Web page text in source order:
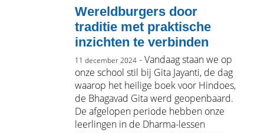
Wereldburgers door
traditie met praktische
inzichten te verbinden
11 december 2024 - Vandaag staan we op
onze school stil bij Gita Jayanti, de dag
waarop het heilige boek voor Hindoes,
de Bhagavad Gita werd geopenbaard.
De afgelopen periode hebben onze
leerlingen in de Dharma-lessen